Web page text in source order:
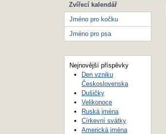
Zvířecí kalendář
Jméno pro kočku
Jméno pro psa
Nejnovější příspěvky
Den vzniku
Československa
Dušičky
Velikonoce
Ruská jména
Církevní svátky
Americká jména